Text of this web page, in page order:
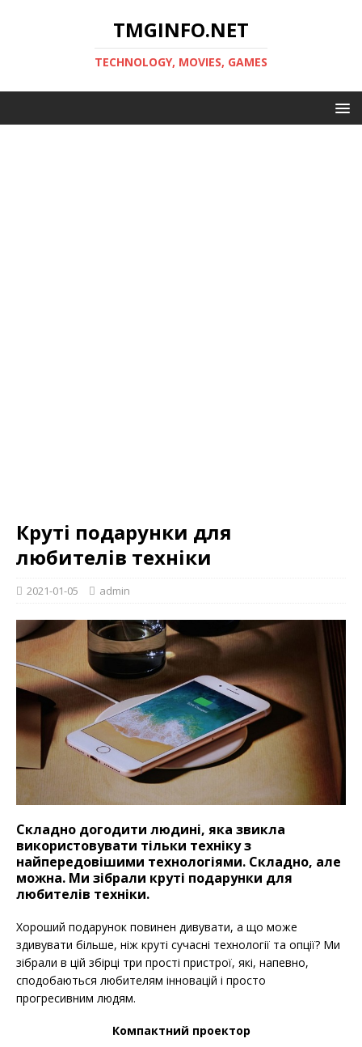
TMGINFO.NET
ТECHNOLOGY, MOVIES, GAMES
Круті подарунки для
любителів техніки
2021-01-05 admin
Складно догодити людині, яка звикла
використовувати тільки техніку з
найпередовішими технологіями. Складно, але
можна. Ми зібрали круті подарунки для
любителів техніки.
Хороший подарунок повинен дивувати, а що може
здивувати більше, ніж круті сучасні технології та опції? Ми
зібрали в цій збірці три прості пристрої, які, напевно,
сподобаються любителям інновацій і просто
прогресивним людям.
Компактний проектор